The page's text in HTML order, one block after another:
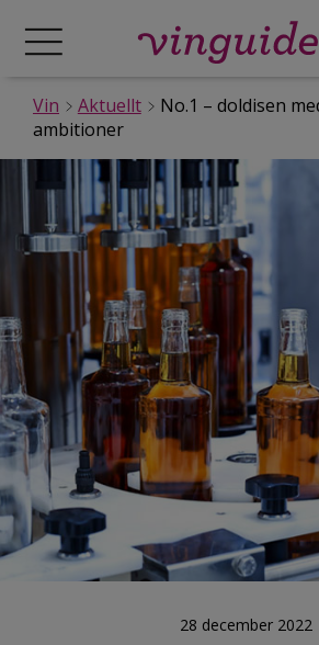
Vin Aktuellt
No.1 – doldisen
ambitioner
28 december 2022